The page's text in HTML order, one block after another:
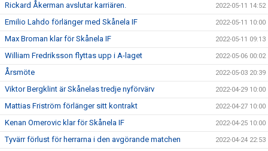
Rickard Åkerman avslutar karriären. 2022-05-11 14:52
Emilio Lahdo förlänger med Skånela IF 2022-05-11 10:00
Max Broman klar för Skånela IF 2022-05-11 09:13
William Fredriksson flyttas upp i A-laget 2022-05-06 00:02
Årsmöte 2022-05-03 20:39
Viktor Bergklint är Skånelas tredje nyförvärv 2022-04-29 10:00
Mattias Friström förlänger sitt kontrakt 2022-04-27 10:00
Kenan Omerovic klar för Skånela IF 2022-04-25 10:00
Tyvärr förlust för herrarna i den avgörande matchen 2022-04-24 22:53